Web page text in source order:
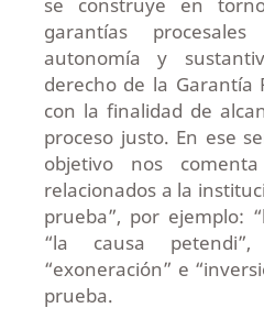
garantías
autonomía y
derecho de la Garantía
con la finalidad de
proceso justo. En ese
objetivo nos
relacionados a la
prueba”, por ejemplo:
“la causa petendi”,
“exoneración” e
prueba.